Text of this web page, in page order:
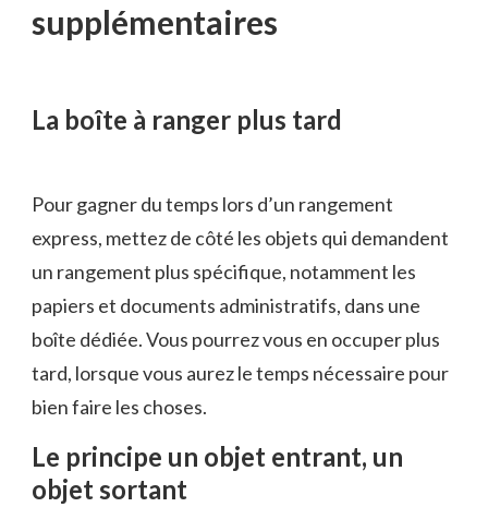
supplémentaires
La boîte à ranger plus tard
Pour gagner du temps lors d’un rangement
express, mettez de côté les objets qui demandent
un rangement plus spécifique, notamment les
papiers et documents administratifs, dans une
boîte dédiée. Vous pourrez vous en occuper plus
tard, lorsque vous aurez le temps nécessaire pour
bien faire les choses.
Le principe un objet entrant, un
objet sortant